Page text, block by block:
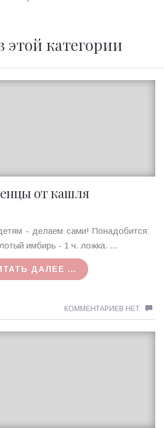
этой категории
от кашля
- делаем сами! Понадобится:
имбирь - 1 ч. ложка. ...
ДАЛЕЕ ...
КОММЕНТАРИЕВ НЕТ